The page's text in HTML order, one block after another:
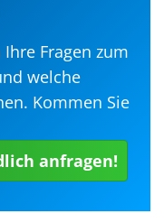
Fragen zum
welche
Kommen Sie
anfragen!